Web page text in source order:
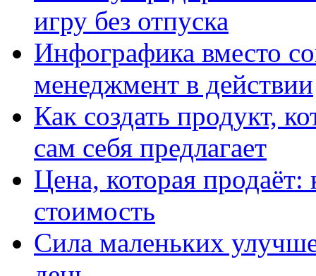
игру без отпуска
Инфографика вместо
менеджмент в действии
Как создать продукт,
сам себя предлагает
Цена, которая
стоимость
Сила маленьких